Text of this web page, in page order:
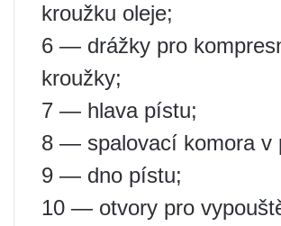
kroužku oleje;
6 — drážky pro
kroužky;
7 — hlava pístu;
8 — spalovací komora v
9 — dno pístu;
10 — otvory pro